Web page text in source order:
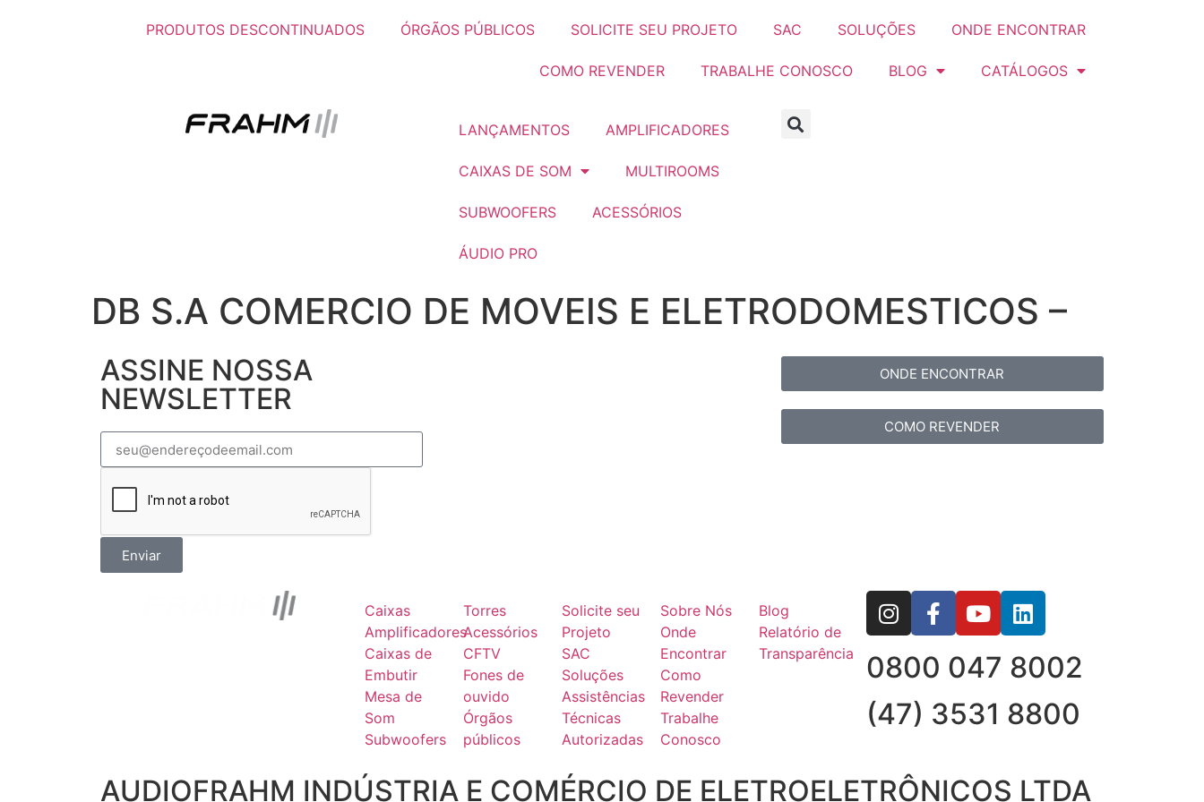
PRODUTOS DESCONTINUADOS ÓRGÃOS PÚBLICOS SOLICITE SEU PROJETO SAC SOLUÇÕES ONDE ENCONTRAR
COMO REVENDER TRABALHE CONOSCO BLOG CATÁLOGOS
LANÇAMENTOS AMPLIFICADORES
CAIXAS DE SOM MULTIROOMS
SUBWOOFERS ACESSÓRIOS
ÁUDIO PRO
DB S.A COMERCIO DE MOVEIS E ELETRODOMESTICOS –
ASSINE NOSSA
NEWSLETTER
Enviar
ONDE ENCONTRAR
COMO REVENDER
Caixas
Amplificadores
Caixas de
Embutir
Mesa de
Som
Subwoofers
Torres
Acessórios
CFTV
Fones de
ouvido
Órgãos
públicos
Solicite seu
Projeto
SAC
Soluções
Assistências
Técnicas
Autorizadas
Sobre Nós
Onde
Encontrar
Como
Revender
Trabalhe
Conosco
Blog
Relatório de
Transparência
0800 047 8002
(47) 3531 8800
AUDIOFRAHM INDÚSTRIA E COMÉRCIO DE ELETROELETRÔNICOS LTDA